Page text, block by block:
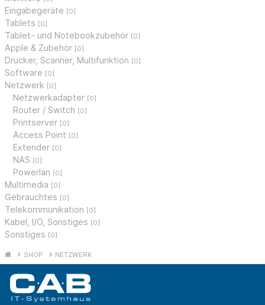
Eingabegeräte [0]
Tablets [0]
Tablet- und Notebookzubehör [0]
Apple & Zubehör [0]
Drucker, Scanner, Multifunktion [0]
Software [0]
Netzwerk [0]
Netzwerkadapter [0]
Router / Switch [0]
Printserver [0]
Access Point [0]
Extender [0]
NAS [0]
Powerlan [0]
Multimedia [0]
Gebrauchtes [0]
Telekommunikation [0]
Kabel, I/O, Sonstiges [0]
Sonstiges [0]
SHOP NETZWERK